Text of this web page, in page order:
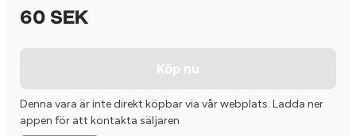
60 SEK
Köp nu
Denna vara är inte direkt köpbar via vår webplats. Ladda ner
appen för att kontakta säljaren